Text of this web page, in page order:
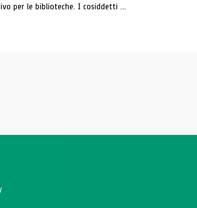
per le biblioteche. I cosiddetti ...